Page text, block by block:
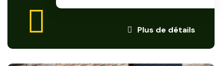
Plus de détails